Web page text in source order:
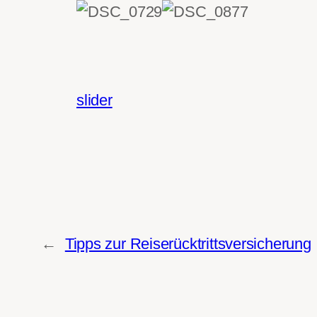
slider
← Tipps zur Reiserücktrittsversicherung